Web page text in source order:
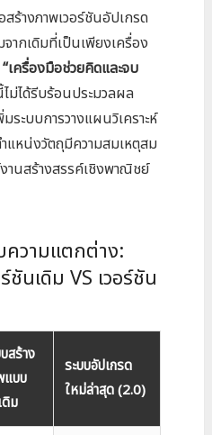
ร้างภาพเวอร์ชันอัปเกรด
ากเดิมที่เป็นเพียงเครื่อง
“เครื่องมือช่วยคิดและจบ
ม่ได้รีบร้อนประมวลผล
ระบบการวางแผนวิเคราะห์
แหน่งวัตถุมีความสมเหตุสม
านสร้างสรรค์เชิงพาณิชย์
ความแตกต่าง:
ชันเดิม VS เวอร์ชัน
สร้าง
แบบ
ดิม
ระบบอัปเกรด
ใหม่ล่าสุด (2.0)